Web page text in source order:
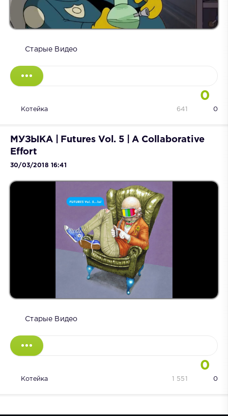
Старые Видео
0
Котейка 0
641
МУЗЫКА | Futures Vol. 5 | A Collaborative
Effort
30/03/2018 16:41
Старые Видео
0
Котейка 0
1 551